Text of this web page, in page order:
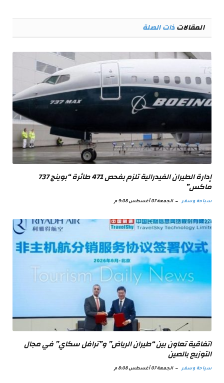
المقالاتذات الصلة
إدارة الطيران الفيدرالية تلزم بفحص 471 طائرة “بوينج 737
ماكس”
سياحة وسفر الجمعة 07 أغسطس 9:08 م
اتفاقية تعاون بين “طيران الرياض” و”ترافل سكاي” في مجال
التوزيع بالصين
سياحة وسفر الجمعة 07 أغسطس 8:08 م